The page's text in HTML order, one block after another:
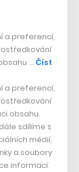
žena, díky
jsem do
právě
oba
zblízka,
v
je tam
došlo mi, že
a preferencí,
… Číst
a preferencí,
obsahu.
sdílíme s
médií,
a soubory
informací